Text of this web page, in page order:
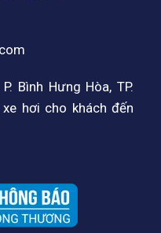
Bình Hưng Hòa, TP.
hơi cho khách đến